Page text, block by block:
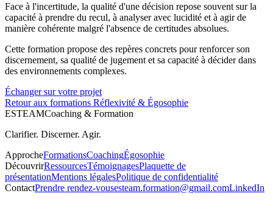
Face à l'incertitude, la qualité d'une décision repose souvent sur la
capacité à prendre du recul, à analyser avec lucidité et à agir de
manière cohérente malgré l'absence de certitudes absolues.
Cette formation propose des repères concrets pour renforcer son
discernement, sa qualité de jugement et sa capacité à décider dans
des environnements complexes.
Échanger sur votre projet
Retour aux formations Réflexivité & Égosophie
ESTEAMCoaching & Formation
Clarifier. Discerner. Agir.
ApprocheFormationsCoachingÉgosophie
DécouvrirRessourcesTémoignagesPlaquette de
présentationMentions légalesPolitique de confidentialité
ContactPrendre rendez-vousesteam.formation@gmail.comLinkedIn